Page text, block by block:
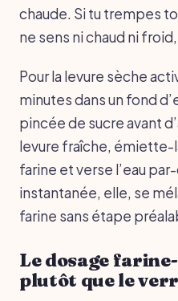
chaude. Si tu trempes
ne sens ni chaud ni
Pour la levure sèche
minutes dans un fond
pincée de sucre avant
levure fraîche, émiette-
farine et verse l’eau
instantanée, elle, se
farine sans étape
Le dosage
plutôt que le